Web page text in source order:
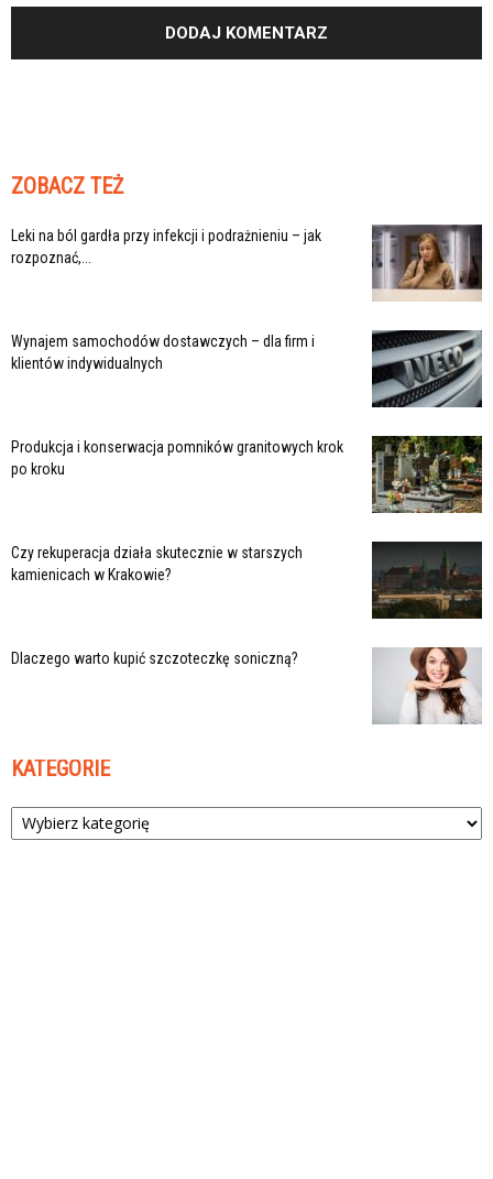
ZOBACZ TEŻ
Leki na ból gardła przy infekcji i podrażnieniu – jak
rozpoznać,...
Wynajem samochodów dostawczych – dla firm i
klientów indywidualnych
Produkcja i konserwacja pomników granitowych krok
po kroku
Czy rekuperacja działa skutecznie w starszych
kamienicach w Krakowie?
Dlaczego warto kupić szczoteczkę soniczną?
KATEGORIE
Kategorie